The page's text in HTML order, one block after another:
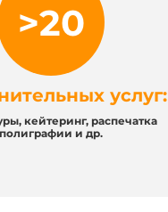
>20
услуг:
кейтеринг, распечатка
полиграфии и др.